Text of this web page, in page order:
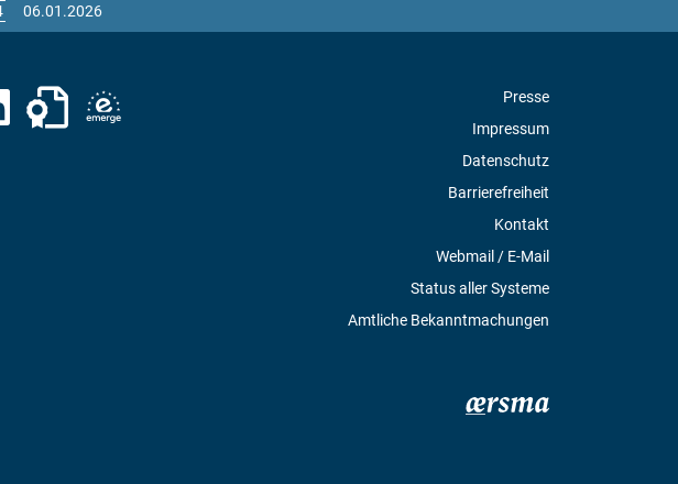
06.01.2026
Presse
Impressum
Datenschutz
Barrierefreiheit
Kontakt
Webmail / E-Mail
Status aller Systeme
Amtliche Bekanntmachungen